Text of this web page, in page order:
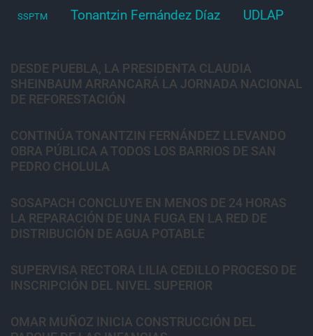
SSPTM Tonantzin Fernández Díaz UDLAP
DESDE PUEBLA, LA PRESIDENTA CLAUDIA
SHEINBAUM ARRANCARÁ LA JORNADA NACIONAL
DE REFORESTACIÓN
CONTINÚA TONANTZIN FERNÁNDEZ LLEVANDO
OBRA PÚBLICA A TODOS LOS BARRIOS DE SAN
PEDRO CHOLULA
SOSAPACH CONCLUYE EN MENOS DE 24 HORAS
LA REPARACIÓN DE UNA FUGA EN LA RED DE
DISTRIBUCIÓN DE AGUA POTABLE
SUPERVISA RECTORA LILIA CEDILLO PROCESO DE
INSCRIPCIÓN DEL NIVEL SUPERIOR
OMAR MUÑOZ INICIA CONSTRUCCIÓN DEL